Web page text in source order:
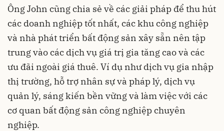
Ông John cũng chia sẻ về các giải pháp để thu hút
các doanh nghiệp tốt nhất, các khu công nghiệp
và nhà phát triển bất động sản xây sẵn nên tập
trung vào các dịch vụ giá trị gia tăng cao và các
ưu đãi ngoài giá thuê. Ví dụ như dịch vụ gia nhập
thị trường, hỗ trợ nhân sự và pháp lý, dịch vụ
quản lý, sáng kiến bền vững và làm việc với các
cơ quan bất động sản công nghiệp chuyên
nghiệp.